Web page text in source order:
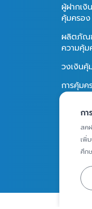
ผู้ฝากเงิ
คุ้มครอง
ผลิตภัณ
ความคุ้
วงเงินคุ้
การคุ้มค
ถาม -
ก
สค
เพิ่
ศึก